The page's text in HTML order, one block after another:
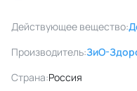
Действующее вещество:
Производитель:ЗиО-
Страна:Россия